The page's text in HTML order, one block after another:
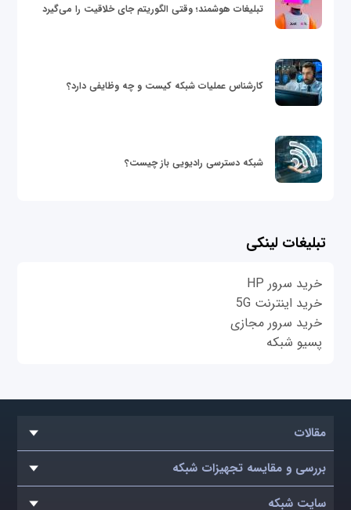
تبلیغات هوشمند؛ وقتی الگوریتم جای خلاقیت را می‌گیرد
کارشناس عملیات شبکه کیست و چه وظایفی دارد؟
شبکه دسترسی رادیویی باز چیست؟
تبلیغات لینکی
خرید سرور HP
خرید اینترنت 5G
خرید سرور مجازی
پسیو شبکه
مقالات
بررسی و مقایسه تجهیزات شبکه
سایت شبکه